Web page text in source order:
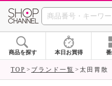
商品を探す 本日お買得
TOP ブランド一覧 太田胃散